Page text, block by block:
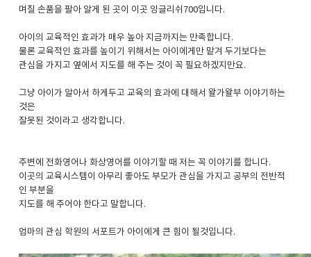
며칠 손품을 팔아 알게 된 곳이 이곳 잉글리쉬700입니다.
아이의 교육적인 효과가 매우 높아 지금까지는 만족합니다.
물론 교육적인 효과를 높이기 위해서는 아이에게만 맡겨 두기보다는
관심을 가지고 옆에서 지도를 해 주는 것이 꼭 필요하겠지만요.
그냥 아이가 알아서 하게두고 교육의 효과에 대해서 왈가왈부 이야기하는
것은
잘못된 것이라고 생각합니다.
주변에 전화영어나 화상영어를 이야기할 때 저는 꼭 이야기를 합니다.
이곳의 교육시스템이 아무리 좋아도 부모가 관심을 가지고 공부의 전반적
인 부분을
지도를 해 주어야 한다고 말합니다.
엄마의 관심 학원의 서포트가 아이에게 큰 힘이 될것입니다.